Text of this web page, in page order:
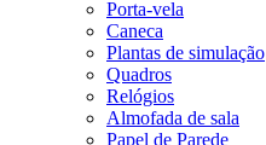
Porta-vela
Caneca
Plantas de simulação
Quadros
Relógios
Almofada de sala
Papel de Parede